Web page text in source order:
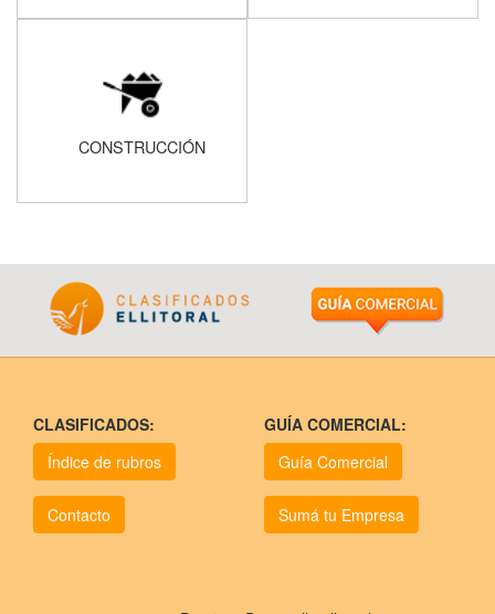
CONSTRUCCIÓN
CLASIFICADOS:
Índice de rubros
Contacto
GUÍA COMERCIAL:
Guía Comercial
Sumá tu Empresa